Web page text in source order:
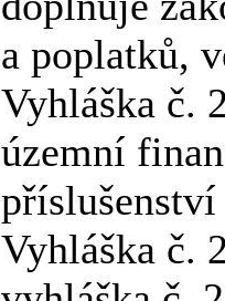
a poplatků,
Vyhláška č.
územní
příslušenství
Vyhláška č.